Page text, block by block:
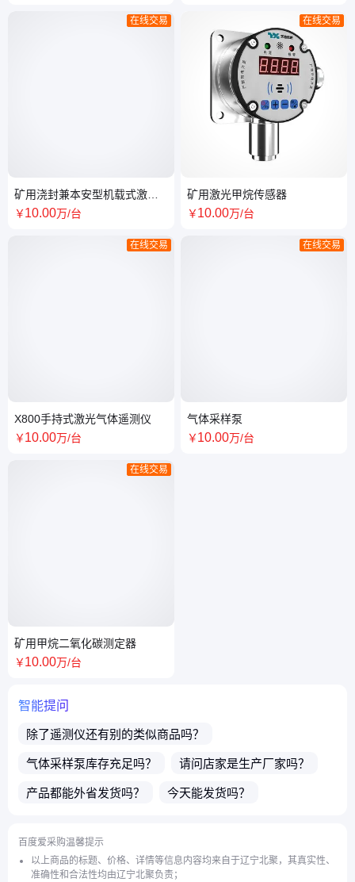
在线交易
矿用浇封兼本安型机载式激光
甲烷断电仪
￥10.00万/台
在线交易
X800手持式激光气体遥测仪
￥10.00万/台
在线交易
矿用甲烷二氧化碳测定器
￥10.00万/台
在线交易
矿用激光甲烷传感器
￥10.00万/台
在线交易
气体采样泵
￥10.00万/台
智能提问
除了遥测仪还有别的类似商品吗？
气体采样泵库存充足吗？ 请问店家是生产厂家吗？
产品都能外省发货吗？ 今天能发货吗？
百度爱采购温馨提示
以上商品的标题、价格、详情等信息内容均来自于辽宁北聚，其真实性、
准确性和合法性均由辽宁北聚负责；